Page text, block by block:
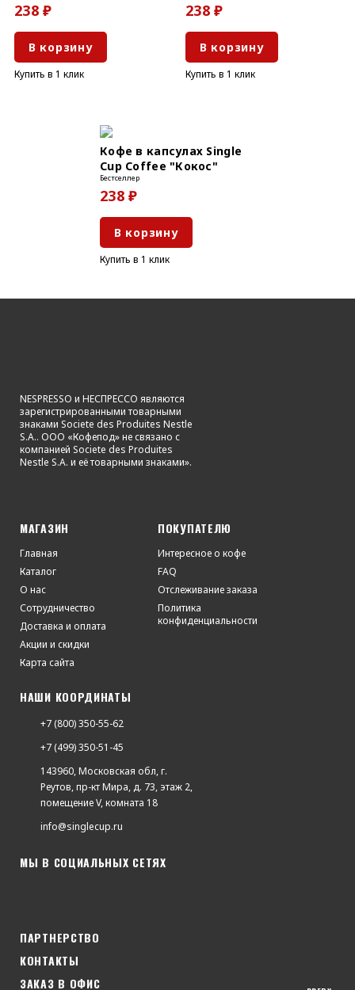
238 ₽
В корзину
Купить в 1 клик
238 ₽
В корзину
Купить в 1 клик
Кофе в капсулах Single
Cup Coffee "Кокос"
Бестселлер
238 ₽
В корзину
Купить в 1 клик
NESPRESSO и НЕСПРЕССО являются
зарегистрированными товарными
знаками Societe des Produites Nestle
S.A.. ООО «Кофепод» не связано с
компанией Societe des Produites
Nestle S.A. и её товарными знаками».
МАГАЗИН
Главная
Каталог
О нас
Сотрудничество
Доставка и оплата
Акции и скидки
Карта сайта
ПОКУПАТЕЛЮ
Интересное о кофе
FAQ
Отслеживание заказа
Политика
конфиденциальности
НАШИ КООРДИНАТЫ
+7 (800) 350-55-62
+7 (499) 350-51-45
143960, Московская обл, г.
Реутов, пр-кт Мира, д. 73, этаж 2,
помещение V, комната 18
info@singlecup.ru
МЫ В СОЦИАЛЬНЫХ СЕТЯХ
ПАРТНЕРСТВО
КОНТАКТЫ
ЗАКАЗ В ОФИС